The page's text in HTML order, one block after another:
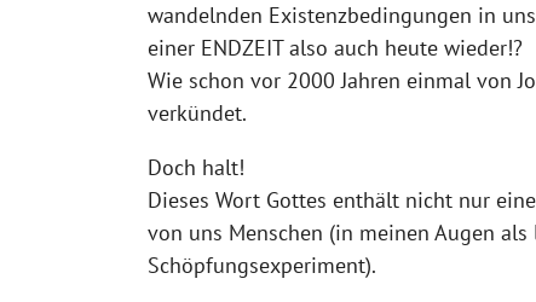
wandelnden Existenzbedingungen in
einer ENDZEIT also auch heute wieder!?
Wie schon vor 2000 Jahren einmal von
verkündet.
Doch halt!
Dieses Wort Gottes enthält nicht nur
von uns Menschen (in meinen Augen
Schöpfungsexperiment).